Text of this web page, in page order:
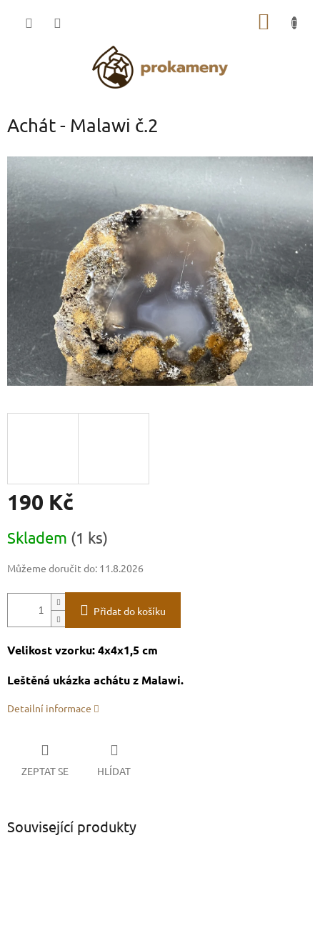
Achát - Malawi č.2
190 Kč
cena:
Skladem (1 ks)
Můžeme doručit do: 11.8.2026
Přidat do košíku
Velikost vzorku: 4x4x1,5 cm
Leštěná ukázka achátu z Malawi.
Detailní informace
ZEPTAT SE HLÍDAT
Související produkty